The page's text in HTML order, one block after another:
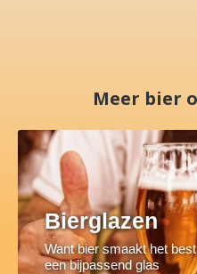
Meer bier
Bierglazen
Want bier smaakt het
een bijpassend glas